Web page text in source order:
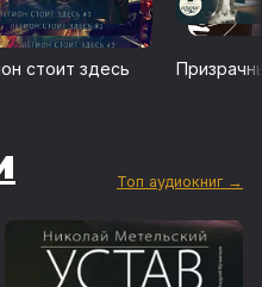
стоит здесь
Топ аудиокниг →